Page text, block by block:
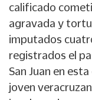
calificado
agravada y
imputados
registrados el
San Juan en
joven